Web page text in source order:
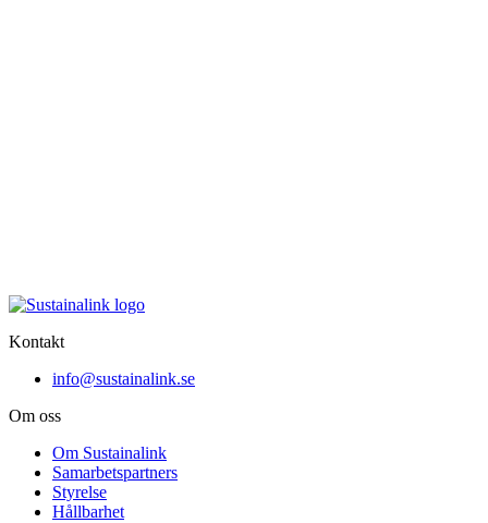
Kontakt
info@sustainalink.se
Om oss
Om Sustainalink
Samarbetspartners
Styrelse
Hållbarhet